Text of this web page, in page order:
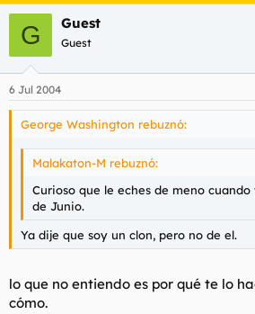
G Guest
Guest
6 Jul 2004
George Washington rebuznó:
Malakaton-M rebuznó:
Curioso que le eches de meno
de Junio.
Ya dije que soy un clon, pero no de el.
lo que no entiendo es por qué te lo
cómo.